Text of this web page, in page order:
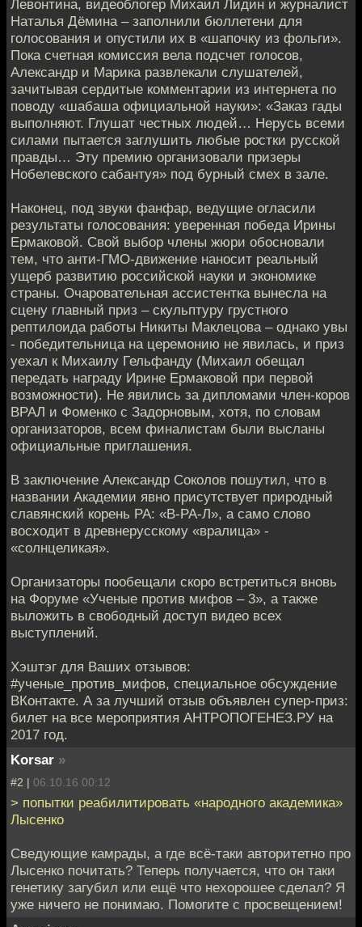
Левонтина, видеоблогер Михаил Лидин и журналист
Наталья Дёмина – заполнили бюллетени для
голосования и опустили их в «шапочку из фольги».
Пока счетная комиссия вела подсчет голосов,
Александр и Марика развлекали слушателей,
зачитывая сердитые комментарии из интернета по
поводу «шабаша официальной науки»: «Заказ гады
выполняют. Глушат честных людей… Нерусь всеми
силами пытается заглушить любые ростки русской
правды… Эту премию организовали призеры
Нобелевского сабантуя» под бурный смех в зале.
Наконец, под звуки фанфар, ведущие огласили
результаты голосования: уверенная победа Ирины
Ермаковой. Свой выбор члены жюри обосновали
тем, что анти-ГМО-движение наносит реальный
ущерб развитию российской науки и экономике
страны. Очаровательная ассистентка вынесла на
сцену главный приз – скульптуру грустного
рептилоида работы Никиты Маклецова – однако увы
- победительница на церемонию не явилась, и приз
уехал к Михаилу Гельфанду (Михаил обещал
передать награду Ирине Ермаковой при первой
возможности). Не явились за дипломами член-коров
ВРАЛ и Фоменко с Задорновым, хотя, по словам
организаторов, всем финалистам были высланы
официальные приглашения.
В заключение Александр Соколов пошутил, что в
названии Академии явно присутствует природный
славянский корень РА: «В-РА-Л», а само слово
восходит в древнерусскому «вралица» -
«солнцеликая».
Организаторы пообещали скоро встретиться вновь
на Форуме «Ученые против мифов – 3», а также
выложить в свободный доступ видео всех
выступлений.
Хэштэг для Ваших отзывов:
#ученые_против_мифов, специальное обсуждение
ВКонтакте. А за лучший отзыв объявлен супер-приз:
билет на все мероприятия АНТРОПОГЕНЕЗ.РУ на
2017 год.
Korsar »
#2 | 06.10.16 00:12
> попытки реабилитировать «народного академика»
Лысенко
Сведующие камрады, а где всё-таки авторитетно про
Лысенко почитать? Теперь получается, что он таки
генетику загубил или ещё что нехорошее сделал? Я
уже ничего не понимаю. Помогите с просвещением!